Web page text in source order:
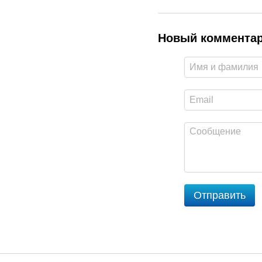
Новый
Отправить